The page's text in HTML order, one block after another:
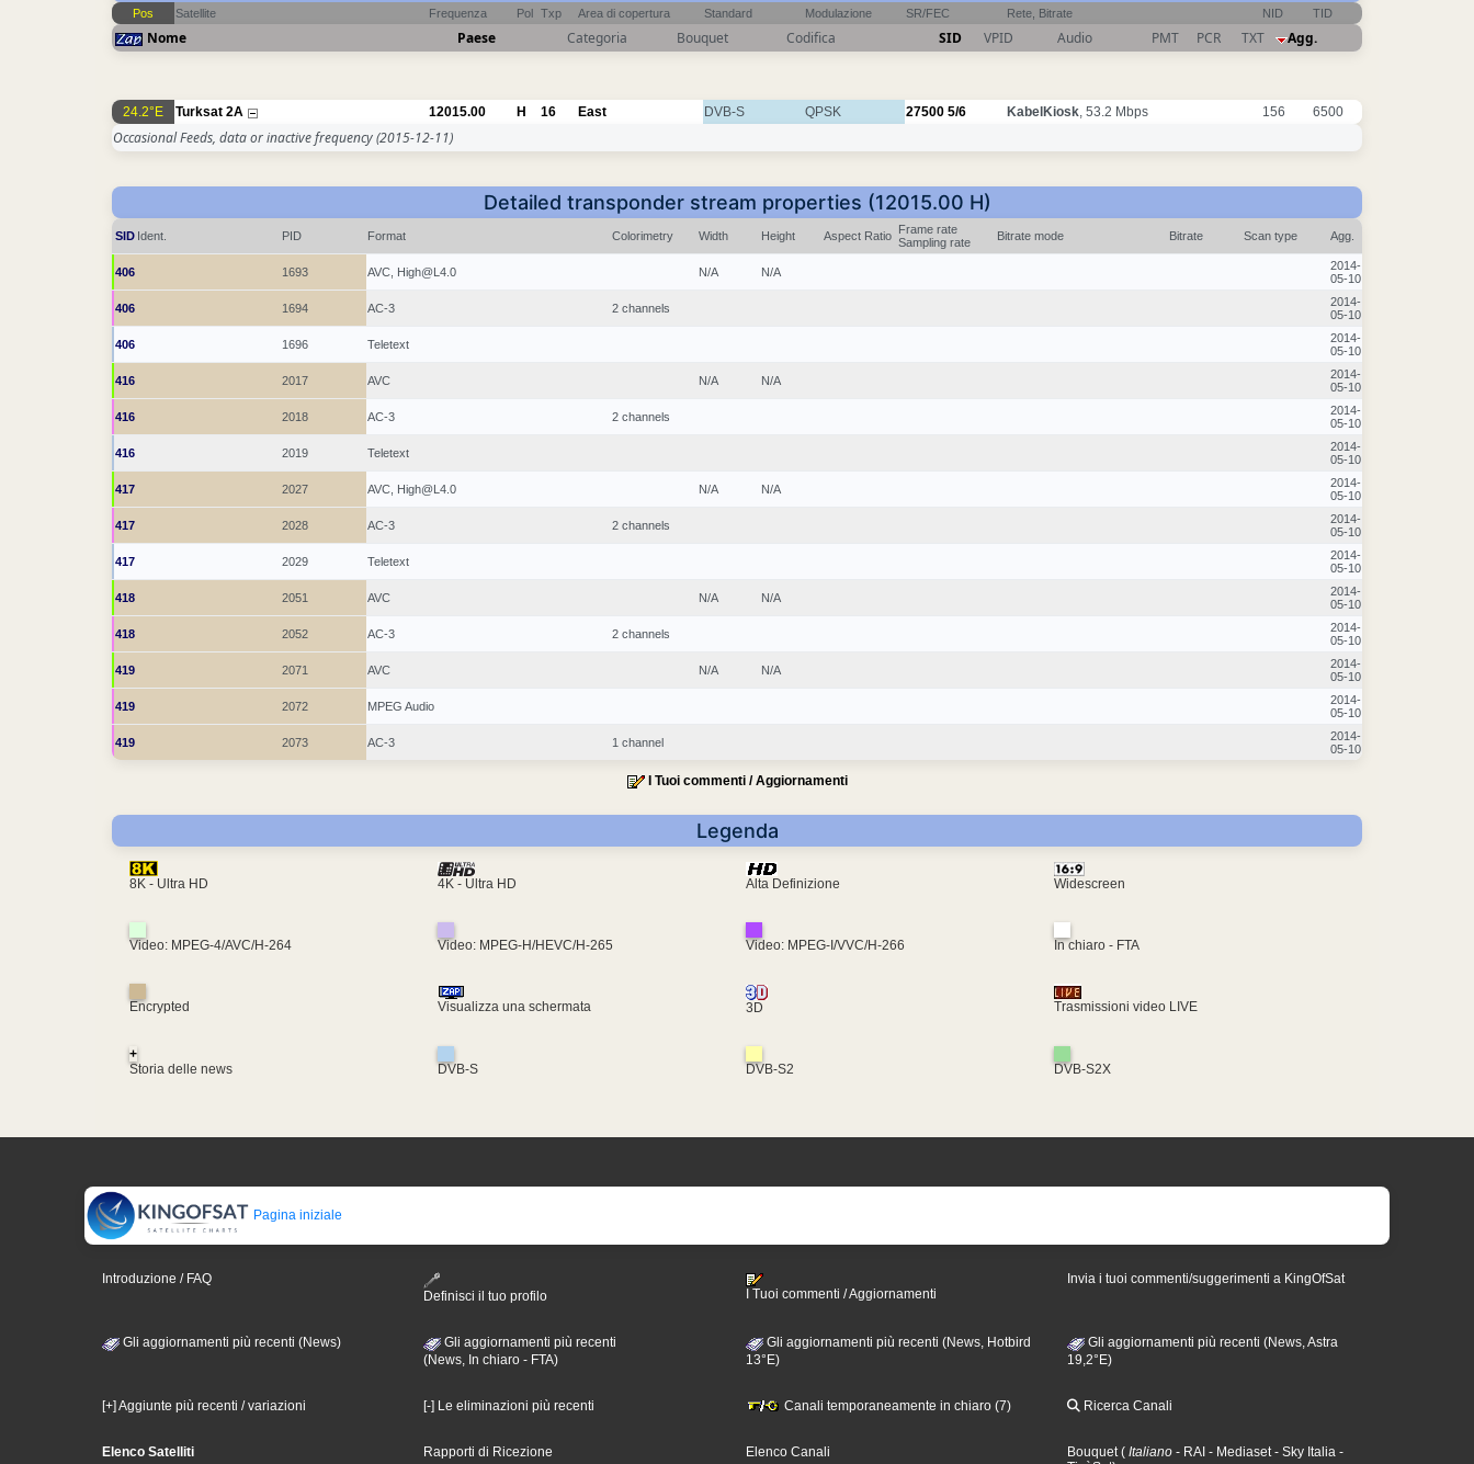
Pos Satellite Frequenza Pol Txp Area di copertura Standard Modulazione SR/FEC Rete, Bitrate NID TID
Nome Paese Categoria Bouquet Codifica SID VPID Audio PMT PCR TXT Agg.
24.2°E Turksat 2A 12015.00 H 16 East DVB-S QPSK 27500 5/6 KabelKiosk, 53.2 Mbps 156 6500
Occasional Feeds, data or inactive frequency(2015-12-11)
Detailed transponder stream properties (12015.00 H)
SID Ident. PID Format Colorimetry Width Height Aspect Ratio
Frame rate
Sampling rate
Bitrate mode Bitrate Scan type Agg.
406 1693 AVC, High@L4.0 N/A N/A
2014-
05-10
406 1694 AC-3 2 channels
2014-
05-10
406 1696 Teletext
2014-
05-10
416 2017 AVC N/A N/A
2014-
05-10
416 2018 AC-3 2 channels
2014-
05-10
416 2019 Teletext
2014-
05-10
417 2027 AVC, High@L4.0 N/A N/A
2014-
05-10
417 2028 AC-3 2 channels
2014-
05-10
417 2029 Teletext
2014-
05-10
418 2051 AVC N/A N/A
2014-
05-10
418 2052 AC-3 2 channels
2014-
05-10
419 2071 AVC N/A N/A
2014-
05-10
419 2072 MPEG Audio
2014-
05-10
419 2073 AC-3 1 channel
2014-
05-10
I Tuoi commenti / Aggiornamenti
Legenda
8K - Ultra HD 4K - Ultra HD Alta Definizione Widescreen
Video: MPEG-4/AVC/H-264 Video: MPEG-H/HEVC/H-265 Video: MPEG-I/VVC/H-266 In chiaro - FTA
Encrypted Visualizza una schermata 3D Trasmissioni video LIVE
+
Storia delle news
DVB-S DVB-S2 DVB-S2X
Pagina iniziale
Introduzione / FAQ
Definisci il tuo profilo
I Tuoi commenti / Aggiornamenti
Invia i tuoi commenti/suggerimenti a KingOfSat
Gli aggiornamenti più recenti (News)
Gli aggiornamenti più recenti
(News, In chiaro - FTA)
Gli aggiornamenti più recenti (News, Hotbird
13°E)
Gli aggiornamenti più recenti (News, Astra
19,2°E)
[+] Aggiunte più recenti / variazioni [-] Le eliminazioni più recenti Canali temporaneamente in chiaro (7) Ricerca Canali
Elenco Satelliti Rapporti di Ricezione Elenco Canali Bouquet ( Italiano - RAI - Mediaset - Sky Italia -